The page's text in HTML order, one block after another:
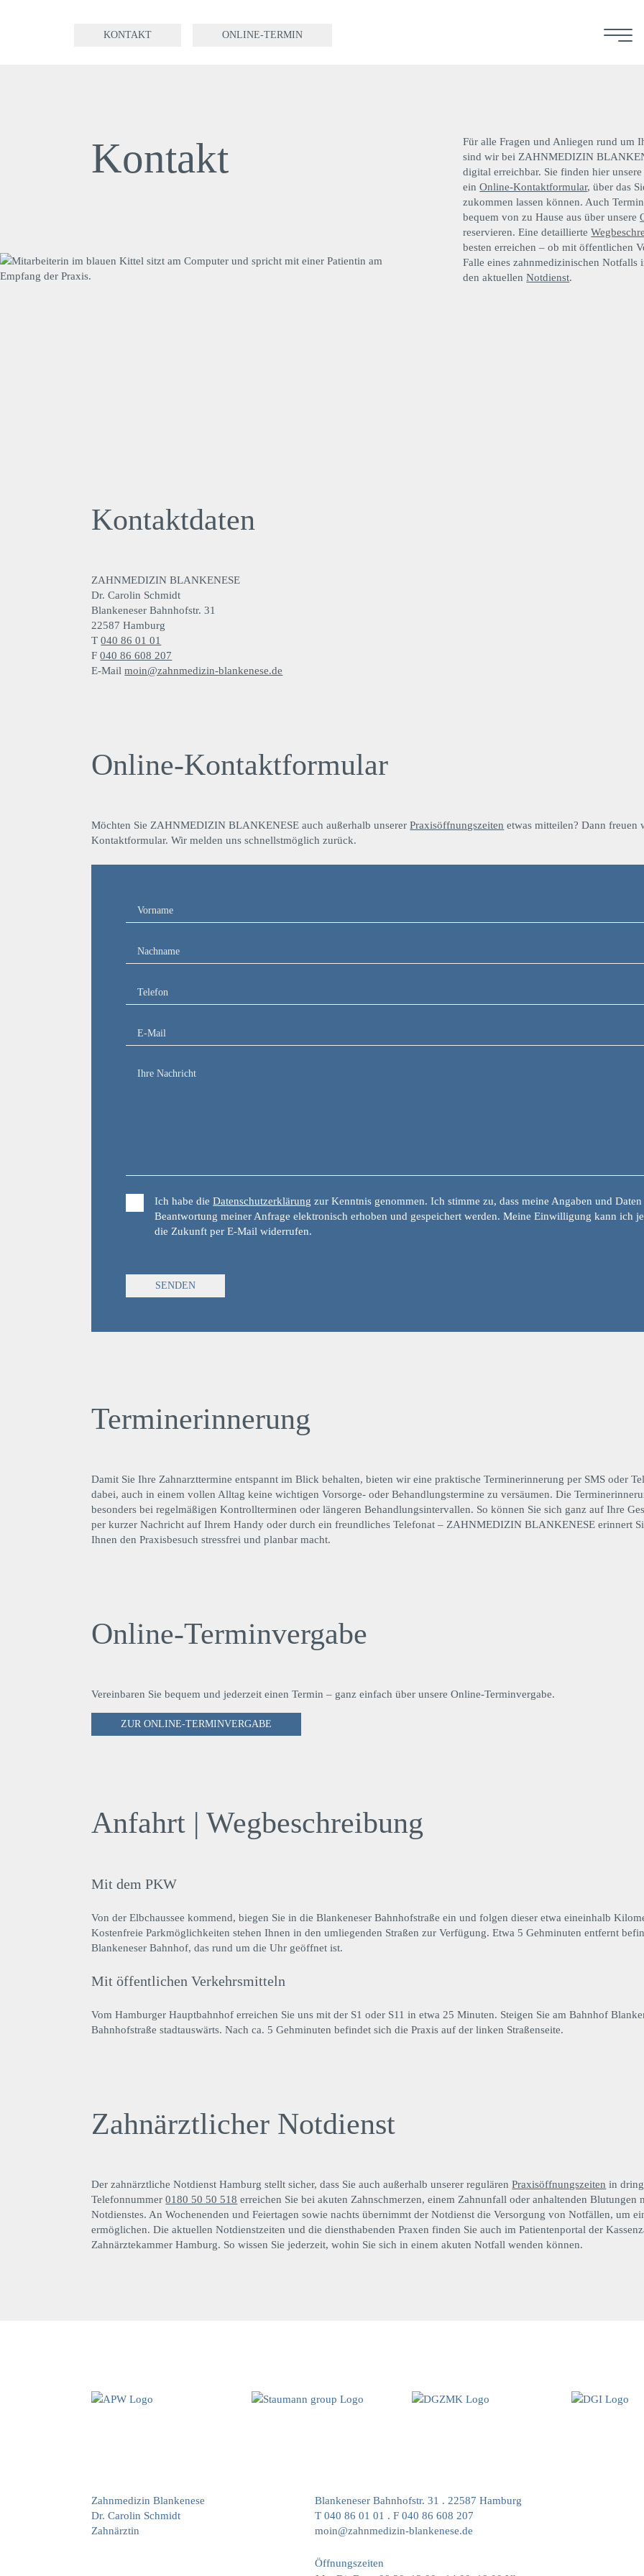
KONTAKT ONLINE-TERMIN
Kontakt
Für alle Fragen und Anliegen rund um
sind wir bei ZAHNMEDIZIN
digital erreichbar. Sie finden hier
einOnline-Kontaktformular, über das
zukommen lassen können. Auch
bequem von zu Hause aus über unsere
reservieren. Eine detaillierte
besten erreichen – ob mit öffentlichen
Falle eines zahnmedizinischen
den aktuellenNotdienst.
Kontaktdaten
ZAHNMEDIZIN BLANKENESE
Dr. Carolin Schmidt
Blankeneser Bahnhofstr. 31
22587 Hamburg
T040 86 01 01
F040 86 608 207
E-Mailmoin@zahnmedizin-blankenese.de
Online-Kontaktformular
Möchten Sie ZAHNMEDIZIN BLANKENESE auch außerhalb unsererPraxisöffnungszeiten etwas mitteilen? Dann freuen
Kontaktformular. Wir melden uns schnellstmöglich zurück.
Ich habe dieDatenschutzerklärung zur Kenntnis genommen. Ich stimme zu, dass meine Angaben und
Beantwortung meiner Anfrage elektronisch erhoben und gespeichert werden. Meine Einwilligung kann ich
die Zukunft per E‑Mail widerrufen.
lasse
SENDEN
Terminerinnerung
Damit Sie Ihre Zahnarzttermine entspannt im Blick behalten, bieten wir eine praktische Terminerinnerung per SMS oder
dabei, auch in einem vollen Alltag keine wichtigen Vorsorge- oder Behandlungstermine zu versäumen. Die
besonders bei regelmäßigen Kontrollterminen oder längeren Behandlungsintervallen. So können Sie sich ganz auf Ihre
per kurzer Nachricht auf Ihrem Handy oder durch ein freundliches Telefonat – ZAHNMEDIZIN BLANKENESE erinnert
Ihnen den Praxisbesuch stressfrei und planbar macht.
Online-Terminvergabe
Vereinbaren Sie bequem und jederzeit einen Termin – ganz einfach über unsere Online-Terminvergabe.
ZUR ONLINE-TERMINVERGABE
Anfahrt | Wegbeschreibung
Mit dem PKW
Von der Elbchaussee kommend, biegen Sie in die Blankeneser Bahnhofstraße ein und folgen dieser etwa eineinhalb
Kostenfreie Parkmöglichkeiten stehen Ihnen in den umliegenden Straßen zur Verfügung. Etwa 5 Gehminuten entfernt
Blankeneser Bahnhof, das rund um die Uhr geöffnet ist.
Mit öffentlichen Verkehrsmitteln
Vom Hamburger Hauptbahnhof erreichen Sie uns mit der S1 oder S11 in etwa 25 Minuten. Steigen Sie am Bahnhof
Bahnhofstraße stadtauswärts. Nach ca. 5 Gehminuten befindet sich die Praxis auf der linken Straßenseite.
Zahnärztlicher Notdienst
Der zahnärztliche Notdienst Hamburg stellt sicher, dass Sie auch außerhalb unserer regulärenPraxisöffnungszeiten in
Telefonnummer0180 50 50 518 erreichen Sie bei akuten Zahnschmerzen, einem Zahnunfall oder anhaltenden Blutungen
Notdienstes. An Wochenenden und Feiertagen sowie nachts übernimmt der Notdienst die Versorgung von Notfällen, um
ermöglichen. Die aktuellen Notdienstzeiten und die diensthabenden Praxen finden Sie auch im Patientenportal der
Zahnärztekammer Hamburg. So wissen Sie jederzeit, wohin Sie sich in einem akuten Notfall wenden können.
Zahnmedizin Blankenese
Dr. Carolin Schmidt
Zahnärztin
Blankeneser Bahnhofstr. 31 . 22587 Hamburg
T 040 86 01 01 . F 040 86 608 207
moin@zahnmedizin-blankenese.de
Öffnungszeiten